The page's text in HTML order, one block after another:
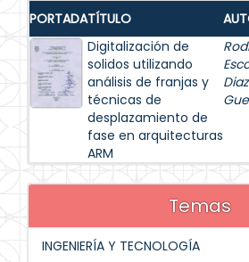
PORTADATÍTULO
Digitalización de
solidos utilizando
análisis de franjas y
técnicas de
desplazamiento de
fase en arquitecturas
ARM
Diaz
Temas
INGENIERÍA Y TECNOLOGÍA